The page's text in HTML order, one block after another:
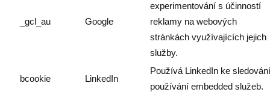
_gcl_au Google
experimentování s účinností
reklamy na webových
stránkách využívajících jejich
služby.
bcookie LinkedIn
Používá LinkedIn ke sledování
používání embedded služeb.